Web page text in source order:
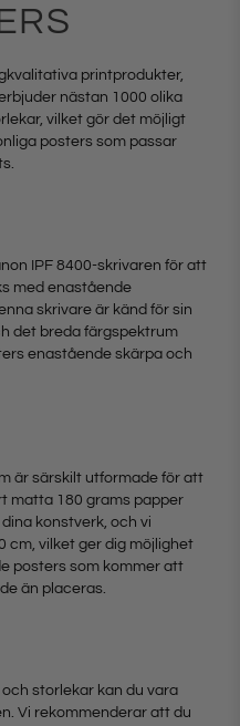
printprodukter,
nästan 1000 olika
vilket gör det möjligt
posters som passar
IPF 8400-skrivaren för att
med enastående
skrivare är känd för sin
det breda färgspektrum
enastående skärpa och
är särskilt utformade för att
matta 180 grams papper
konstverk, och vi
cm, vilket ger dig möjlighet
posters som kommer att
än placeras.
storlekar kan du vara
Vi rekommenderar att du